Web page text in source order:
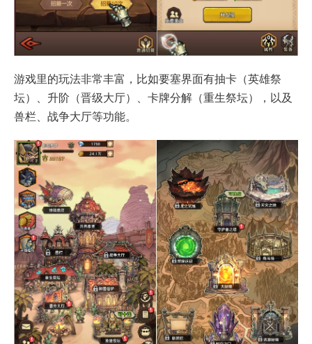
游戏里的玩法非常丰富，比如要塞界面有抽卡（英雄祭
坛）、升阶（晋级大厅）、卡牌分解（重生祭坛），以及
兽栏、战争大厅等功能。